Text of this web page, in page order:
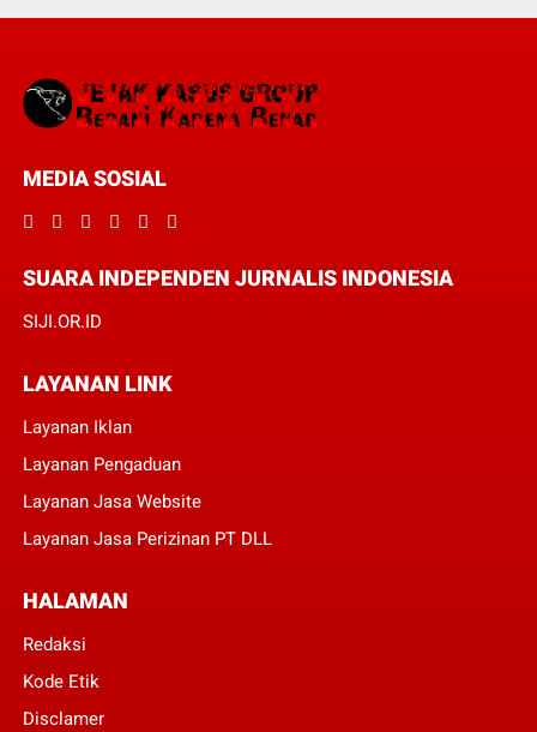
MEDIA SOSIAL
SUARA INDEPENDEN JURNALIS INDONESIA
SIJI.OR.ID
LAYANAN LINK
Layanan Iklan
Layanan Pengaduan
Layanan Jasa Website
Layanan Jasa Perizinan PT DLL
HALAMAN
Redaksi
Kode Etik
Disclamer